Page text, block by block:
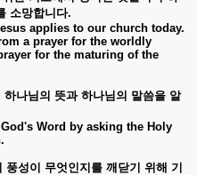
소망합니다.
applies to our church today.
a prayer for the worldly
for the maturing of the
하나님의 뜻과 하나님의 말씀을 알
Word by asking the Holy
풍성이 무엇인지를 깨닫기 위해 기